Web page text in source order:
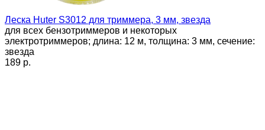
Леска Huter S3012 для триммера, 3 мм, звезда
для всех бензотриммеров и некоторых
электротриммеров; длина: 12 м, толщина: 3 мм, сечение:
звезда
189 p.